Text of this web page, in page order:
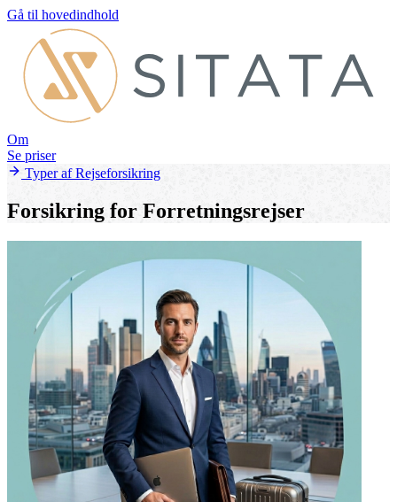
Gå til hovedindhold
Om
Se priser
Typer af Rejseforsikring
Forsikring for Forretningsrejser